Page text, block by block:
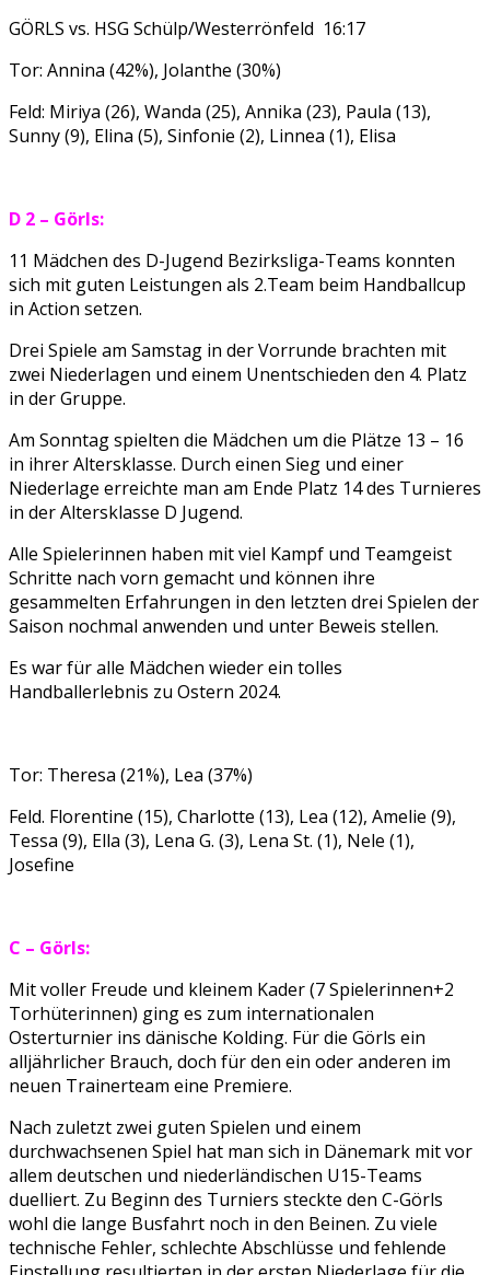
GÖRLS vs. HSG Schülp/Westerrönfeld 16:17
Tor: Annina (42%), Jolanthe (30%)
Feld: Miriya (26), Wanda (25), Annika (23), Paula (13),
Sunny (9), Elina (5), Sinfonie (2), Linnea (1), Elisa
D 2 – Görls:
11 Mädchen des D-Jugend Bezirksliga-Teams konnten
sich mit guten Leistungen als 2.Team beim Handballcup
in Action setzen.
Drei Spiele am Samstag in der Vorrunde brachten mit
zwei Niederlagen und einem Unentschieden den 4. Platz
in der Gruppe.
Am Sonntag spielten die Mädchen um die Plätze 13 – 16
in ihrer Altersklasse. Durch einen Sieg und einer
Niederlage erreichte man am Ende Platz 14 des Turnieres
in der Altersklasse D Jugend.
Alle Spielerinnen haben mit viel Kampf und Teamgeist
Schritte nach vorn gemacht und können ihre
gesammelten Erfahrungen in den letzten drei Spielen der
Saison nochmal anwenden und unter Beweis stellen.
Es war für alle Mädchen wieder ein tolles
Handballerlebnis zu Ostern 2024.
Tor: Theresa (21%), Lea (37%)
Feld. Florentine (15), Charlotte (13), Lea (12), Amelie (9),
Tessa (9), Ella (3), Lena G. (3), Lena St. (1), Nele (1),
Josefine
C – Görls:
Mit voller Freude und kleinem Kader (7 Spielerinnen+2
Torhüterinnen) ging es zum internationalen
Osterturnier ins dänische Kolding. Für die Görls ein
alljährlicher Brauch, doch für den ein oder anderen im
neuen Trainerteam eine Premiere.
Nach zuletzt zwei guten Spielen und einem
durchwachsenen Spiel hat man sich in Dänemark mit vor
allem deutschen und niederländischen U15-Teams
duelliert. Zu Beginn des Turniers steckte den C-Görls
wohl die lange Busfahrt noch in den Beinen. Zu viele
technische Fehler, schlechte Abschlüsse und fehlende